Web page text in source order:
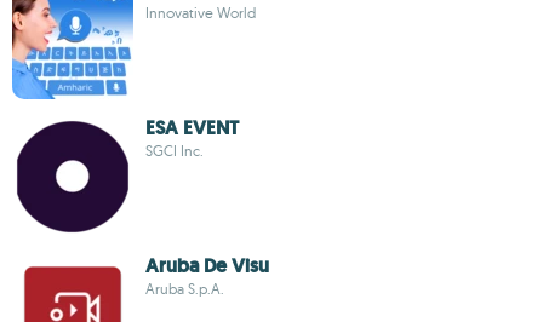
Innovative World
ESA EVENT
SGCI Inc.
Aruba De Visu
Aruba S.p.A.